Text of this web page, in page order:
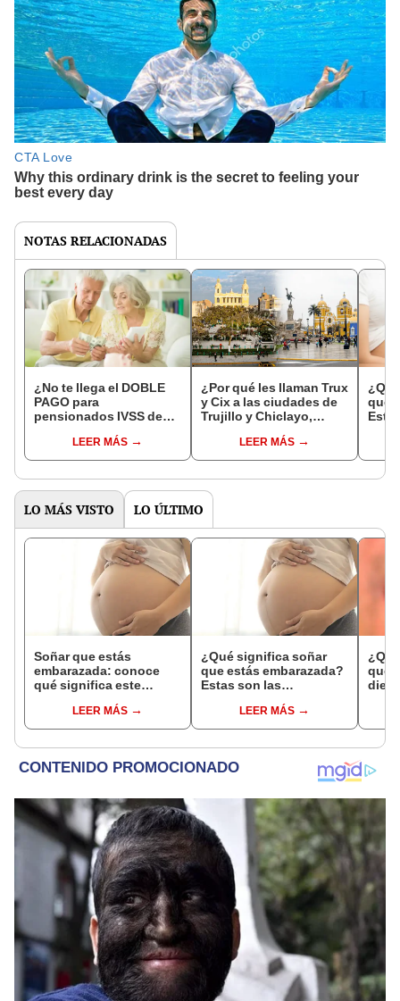
NOTAS RELACIONADAS
¿No te llega el DOBLE
PAGO para
pensionados IVSS de
con cédula cómo recibir
MÁS de 5.000 bolívares
LEER MÁS
¿Por qué les llaman Trux
y Cix a las ciudades de
Trujillo y Chiclayo,
LEER MÁS
que
LO MÁS VISTO LO ÚLTIMO
Soñar que estás
embarazada: conoce
qué significa este
LEER MÁS
¿Qué significa soñar
que estás embarazada?
Estas son las
comunesLEER MÁS
que